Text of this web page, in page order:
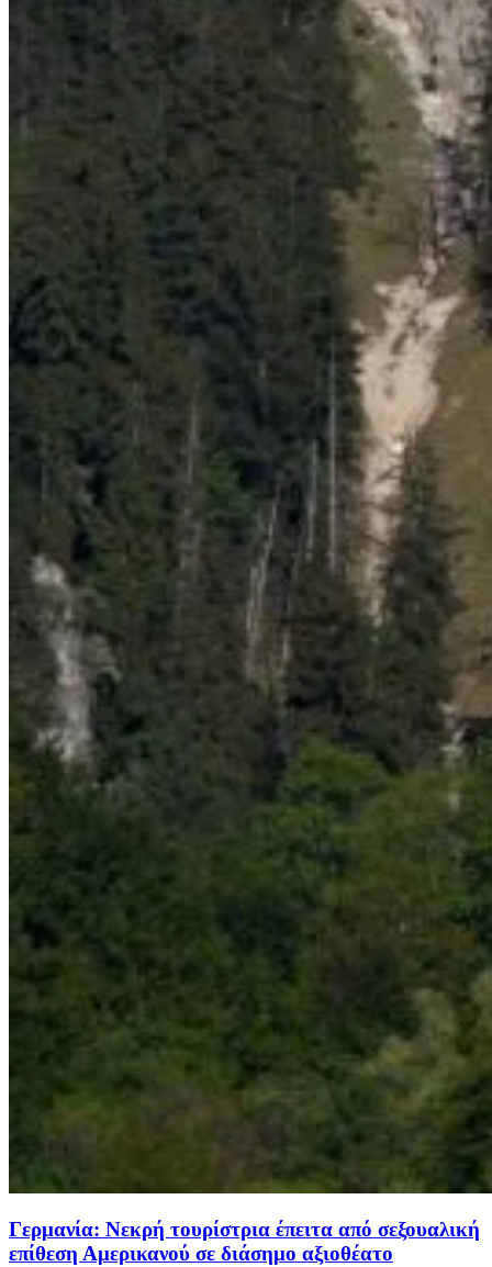
Γερμανία: Νεκρή τουρίστρια έπειτα από σεξουαλική
επίθεση Αμερικανού σε διάσημο αξιοθέατο